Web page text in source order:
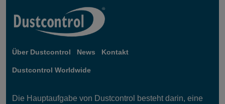
Über Dustcontrol News Kontakt
Dustcontrol Worldwide
Die Hauptaufgabe von Dustcontrol besteht darin, eine